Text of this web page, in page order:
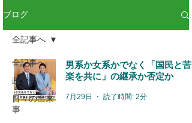
ブログ
全記事へ
政治
日々の出来
事
全記事へ
男系か女系かでなく「国民と苦
楽を共に」の継承か否定か
7月29日 読了時間: 2分